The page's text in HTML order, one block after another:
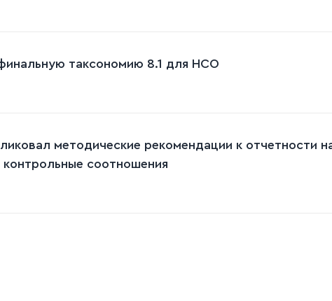
таксономию 8.1 для НСО
методические рекомендации к отчетности
соотношения